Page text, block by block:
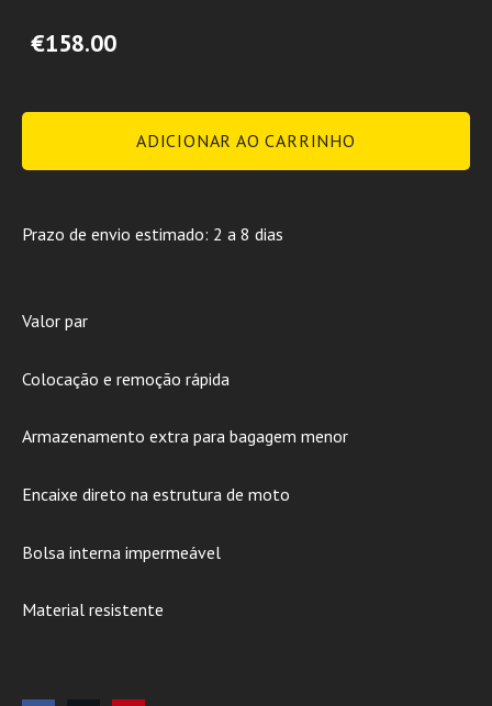
€158.00
ADICIONAR AO CARRINHO
Prazo de envio estimado: 2 a 8 dias
Valor par
Colocação e remoção rápida
Armazenamento extra para bagagem menor
Encaixe direto na estrutura de moto
Bolsa interna impermeável
Material resistente